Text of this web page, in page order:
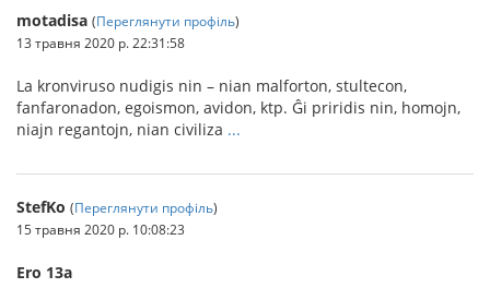
motadisa (Переглянути профіль)
13 травня 2020 р. 22:31:58
La kronviruso nudigis nin – nian malforton, stultecon,
fanfaronadon, egoismon, avidon, ktp. Ĝi priridis nin, homojn,
niajn regantojn, nian civiliza ...
StefKo (Переглянути профіль)
15 травня 2020 р. 10:08:23
Ero 13a